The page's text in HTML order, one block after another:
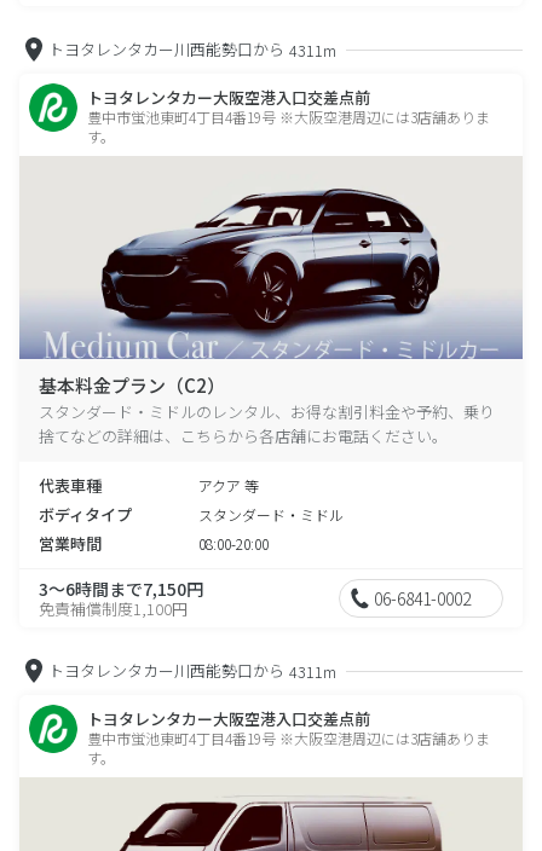
トヨタレンタカー川西能勢口から 4311m
トヨタレンタカー大阪空港入口交差点前
豊中市蛍池東町4丁目4番19号 ※大阪空港周辺には3店舗ありま
す。
基本料金プラン（C2）
スタンダード・ミドルのレンタル、お得な割引料金や予約、乗り
捨てなどの詳細は、こちらから各店舗にお電話ください。
代表車種 アクア 等
ボディタイプ スタンダード・ミドル
営業時間 08:00-20:00
3～6時間まで7,150円
免責補償制度1,100円 06-6841-0002
トヨタレンタカー川西能勢口から 4311m
トヨタレンタカー大阪空港入口交差点前
豊中市蛍池東町4丁目4番19号 ※大阪空港周辺には3店舗ありま
す。